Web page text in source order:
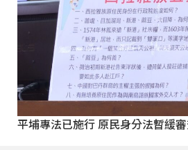
平埔專法已施行 原民身分法暫緩